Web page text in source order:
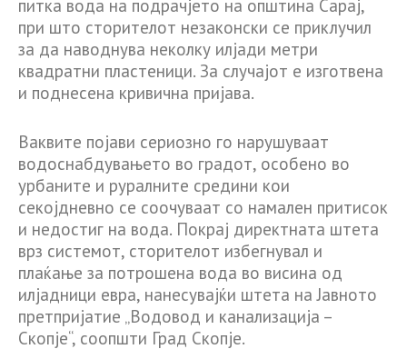
питка вода на подрачјето на општина Сарај,
при што сторителот незаконски се приклучил
за да наводнува неколку илјади метри
квадратни пластеници. За случајот е изготвена
и поднесена кривична пријава.
Ваквите појави сериозно го нарушуваат
водоснабдувањето во градот, особено во
урбаните и руралните средини кои
секојдневно се соочуваат со намален притисок
и недостиг на вода. Покрај директната штета
врз системот, сторителот избегнувал и
плаќање за потрошена вода во висина од
илјадници евра, нанесувајќи штета на Јавното
претпријатие „Водовод и канализација –
Скопје“, соопшти Град Скопје.